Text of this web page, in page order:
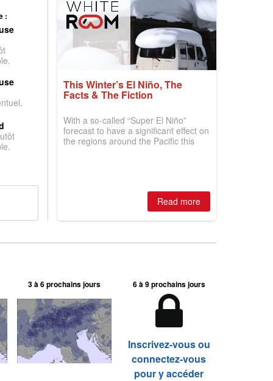
:
This Winter’s El Niño, The
Facts & The Fiction
With a so-called “Super El Niño”
forecast to have a significant effect on
the regions around the Pacific this
Read more
3 à 6 prochains jours 6 à 9 prochains jours
Inscrivez-vous ou
connectez-vous
pour y accéder